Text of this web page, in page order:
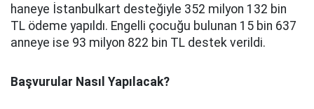
haneye İstanbulkart desteğiyle 352 milyon 132 bin
TL ödeme yapıldı. Engelli çocuğu bulunan 15 bin 637
anneye ise 93 milyon 822 bin TL destek verildi.
Başvurular Nasıl Yapılacak?